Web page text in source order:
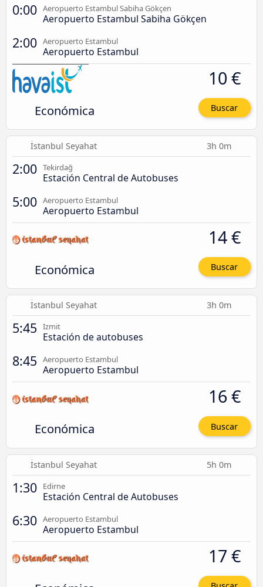
0:00 Aeropuerto Estambul Sabiha Gökçen
Aeropuerto Estambul Sabiha Gökçen
2:00 Aeropuerto Estambul
Aeropuerto Estambul
Económica
10 €
Buscar
İstanbul Seyahat 3h 0m
2:00 Tekirdağ
Estación Central de Autobuses
5:00 Aeropuerto Estambul
Aeropuerto Estambul
Económica
14 €
Buscar
İstanbul Seyahat 3h 0m
5:45 Izmit
Estación de autobuses
8:45 Aeropuerto Estambul
Aeropuerto Estambul
Económica
16 €
Buscar
İstanbul Seyahat 5h 0m
1:30 Edirne
Estación Central de Autobuses
6:30 Aeropuerto Estambul
Aeropuerto Estambul
17 €